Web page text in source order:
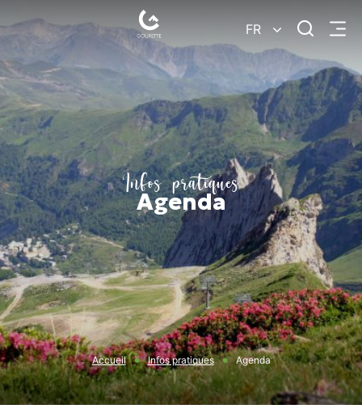
Gourette
Pyrénées-
Atlantiques
FR Menu
Infos pratiques
Agenda
Accueil Infos pratiques Agenda